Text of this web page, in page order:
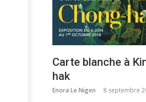
Carte blanche à
hak
Enora Le Nigen 8 septembre